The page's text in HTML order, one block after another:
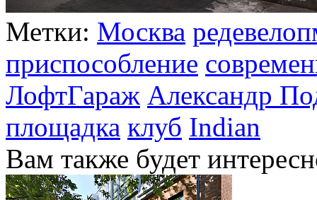
Метки: Москва
приспособление
ЛофтГараж Александр
площадка клуб Indian
Вам также будет